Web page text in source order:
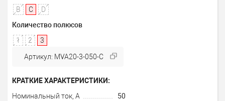
B
C
D
Количество полюсов
1
2 3
Артикул: MVA20-3-050-C
КРАТКИЕ ХАРАКТЕРИСТИКИ:
Номинальный ток, А
50